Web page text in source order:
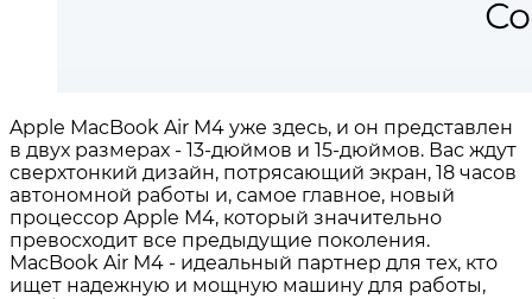
Apple MacBook Air M4 уже здесь, и он представлен
в двух размерах - 13-дюймов и 15-дюймов. Вас ждут
сверхтонкий дизайн, потрясающий экран, 18 часов
автономной работы и, самое главное, новый
процессор Apple M4, который значительно
превосходит все предыдущие поколения.
MacBook Air M4 - идеальный партнер для тех, кто
ищет надежную и мощную машину для работы,